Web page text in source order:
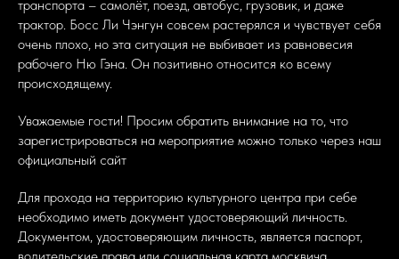
транспорта – самолёт, поезд, автобус, грузовик, и даже
трактор. Босс Ли Чэнгун совсем растерялся и чувствует себя
очень плохо, но эта ситуация не выбивает из равновесия
рабочего Ню Гэна. Он позитивно относится ко всему
происходящему.
Уважаемые гости! Просим обратить внимание на то, что
зарегистрироваться на мероприятие можно только через наш
официальный сайт
Для прохода на территорию культурного центра при себе
необходимо иметь документ удостоверяющий личность.
Документом, удостоверяющим личность, является паспорт,